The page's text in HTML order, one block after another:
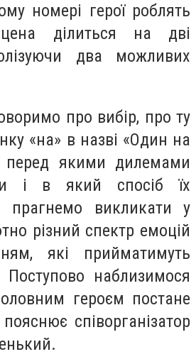
номері герої роблять
ділиться на дві
два можливих
про вибір, про ту
«на» в назві «Один на
якими дилемами
і в який спосіб їх
викликати у
різний спектр емоцій
які прийматимуть
Поступово наблизимося
героєм постане
співорганізатор